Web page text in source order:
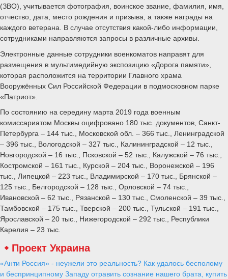
(ЗВО), учитывается фотография, воинское звание, фамилия, имя,
отчество, дата, место рождения и призыва, а также награды на
каждого ветерана. В случае отсутствия какой-либо информации,
сотрудниками направляются запросы в различные архивы.
Электронные данные сотрудники военкоматов направят для
размещения в мультимедийную экспозицию «Дорога памяти»,
которая расположится на территории Главного храма
Вооружённых Сил Российской Федерации в подмосковном парке
«Патриот».
По состоянию на середину марта 2019 года военным
комиссариатом Москвы оцифровано 180 тыс. документов, Санкт-
Петербурга – 144 тыс., Московской обл. – 366 тыс., Ленинградской
– 396 тыс., Вологодской – 327 тыс., Калининградской – 12 тыс.,
Новгородской – 16 тыс., Псковской – 52 тыс., Калужской – 76 тыс.,
Костромской – 161 тыс., Курской – 204 тыс., Воронежской – 196
тыс., Липецкой – 223 тыс., Владимирской – 170 тыс., Брянской –
125 тыс., Белгородской – 128 тыс., Орловской – 74 тыс.,
Ивановской – 62 тыс., Рязанской – 130 тыс., Смоленской – 39 тыс.,
Тамбовской – 175 тыс., Тверской – 200 тыс., Тульской – 191 тыс.,
Ярославской – 20 тыс., Нижегородской – 292 тыс., Республики
Карелия – 23 тыс.
Проект Украина
«Анти Россия» - неужели это реальность? Как удалось бесполому
и беспринципному Западу отравить сознание нашего брата, купить